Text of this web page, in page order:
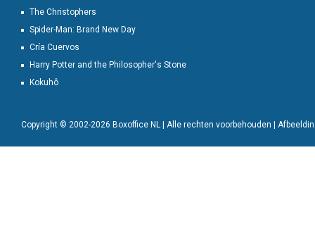
The Christophers
Spider-Man: Brand New Day
Cría Cuervos
Harry Potter and the Philosopher's Stone
Kokuhô
Copyright © 2002-2026 Boxoffice NL | Alle rechten voorbehouden |